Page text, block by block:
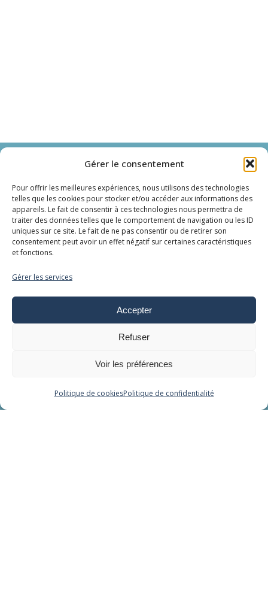
Gérer le consentement
Pour offrir les meilleures expériences, nous utilisons des technologies
telles que les cookies pour stocker et/ou accéder aux informations des
appareils. Le fait de consentir à ces technologies nous permettra de
traiter des données telles que le comportement de navigation ou les ID
uniques sur ce site. Le fait de ne pas consentir ou de retirer son
consentement peut avoir un effet négatif sur certaines caractéristiques
et fonctions.
Gérer les services
Accepter
Refuser
Voir les préférences
Politique de cookiesPolitique de confidentialité
Immersens
Spa et bien-être en cabines privatives
Cabines
Aquabike
Lit hydromassant
Balnéo - Cryo